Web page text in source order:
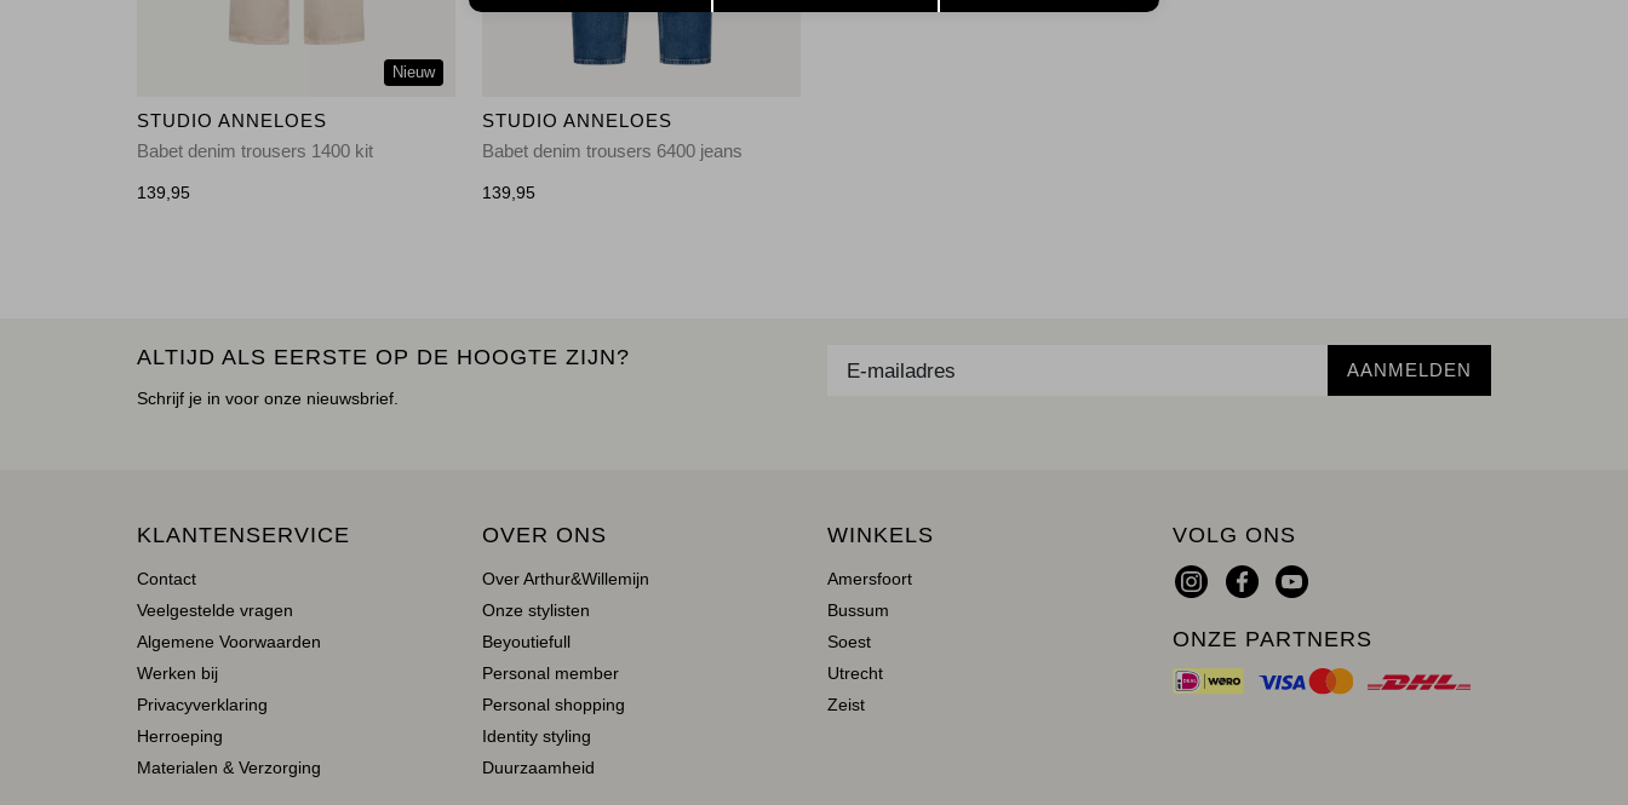
Nieuw
STUDIO ANNELOES
Babet denim trousers 1400 kit
139,95
STUDIO ANNELOES
Babet denim trousers 6400 jeans
139,95
ALTIJD ALS EERSTE OP DE HOOGTE ZIJN?
Schrijf je in voor onze nieuwsbrief.
AANMELDEN
KLANTENSERVICE
Contact
Veelgestelde vragen
Algemene Voorwaarden
Werken bij
Privacyverklaring
Herroeping
Materialen & Verzorging
OVER ONS
Over Arthur&Willemijn
Onze stylisten
Beyoutiefull
Personal member
Personal shopping
Identity styling
Duurzaamheid
WINKELS
Amersfoort
Bussum
Soest
Utrecht
Zeist
VOLG ONS
ONZE PARTNERS